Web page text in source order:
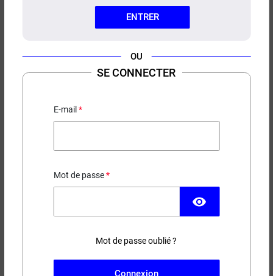
ENTRER
OU
SE CONNECTER
E-mail
Mot de passe
visibility
Mot de passe oublié ?
Connexion
(2 avis)
3,90 €
EN STOCK
Contenance Taux de nicotine